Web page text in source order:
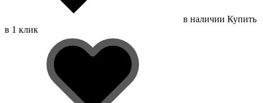
в наличии Купить
в 1 клик